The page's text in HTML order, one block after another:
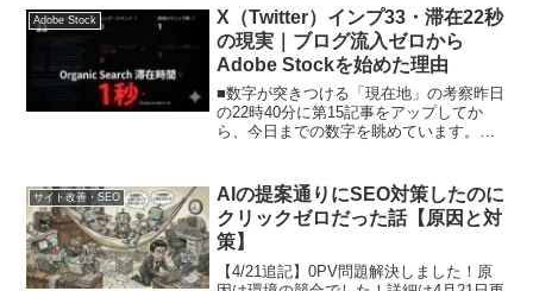
か。提出した全写真・全タイトル・全キ
ーワード、そしてそれに...
Adobe Stock
X（Twitter）インプ33・滞在22秒
の現実｜ブログ流入ゼロから
Adobe Stockを始めた理由
■数字が突きつける「現在地」の考察昨日
の22時40分に第15記事をアップしてか
ら、今日までの数字を眺めています。正
の150から大幅下落）GA4（4/18-19）：
新着...
サイト改善・SEO
AIの提案通りにSEO対策したのに
クリックゼロだった話【原因と対
策】
【4/21追記】0PV問題解決しました！原